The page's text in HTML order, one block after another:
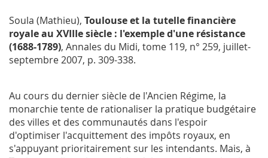
Soula (Mathieu), Toulouse et la tutelle financière
royale au XVIIIe siècle : l'exemple d'une résistance
(1688-1789), Annales du Midi, tome 119, n° 259, juillet-
septembre 2007, p. 309-338.
Au cours du dernier siècle de l'Ancien Régime, la
monarchie tente de rationaliser la pratique budgétaire
des villes et des communautés dans l'espoir
d'optimiser l'acquittement des impôts royaux, en
s'appuyant prioritairement sur les intendants. Mais, à